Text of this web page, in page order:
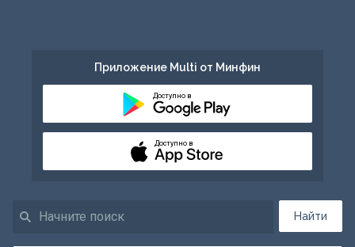
Найти
Приложение Multi от Минфин
Доступно в
Доступно в